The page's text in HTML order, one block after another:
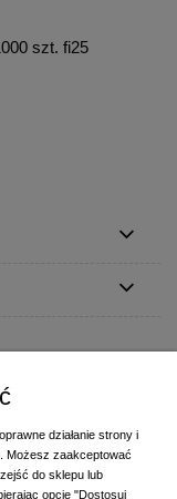
szt. fi25
działanie strony i
Możesz zaakceptować
do sklepu lub
opcję "Dostosuj